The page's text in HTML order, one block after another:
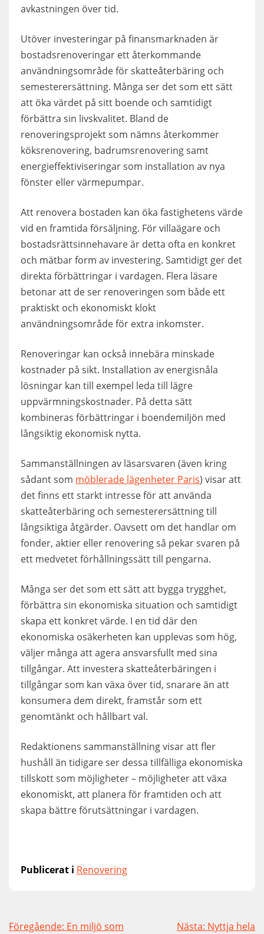
avkastningen över tid.
Utöver investeringar på finansmarknaden är
bostadsrenoveringar ett återkommande
användningsområde för skatteåterbäring och
semesterersättning. Många ser det som ett sätt
att öka värdet på sitt boende och samtidigt
förbättra sin livskvalitet. Bland de
renoveringsprojekt som nämns återkommer
köksrenovering, badrumsrenovering samt
energieffektiviseringar som installation av nya
fönster eller värmepumpar.
Att renovera bostaden kan öka fastighetens värde
vid en framtida försäljning. För villaägare och
bostadsrättsinnehavare är detta ofta en konkret
och mätbar form av investering. Samtidigt ger det
direkta förbättringar i vardagen. Flera läsare
betonar att de ser renoveringen som både ett
praktiskt och ekonomiskt klokt
användningsområde för extra inkomster.
Renoveringar kan också innebära minskade
kostnader på sikt. Installation av energisnåla
lösningar kan till exempel leda till lägre
uppvärmningskostnader. På detta sätt
kombineras förbättringar i boendemiljön med
långsiktig ekonomisk nytta.
Sammanställningen av läsarsvaren (även kring
sådant som möblerade lägenheter Paris) visar att
det finns ett starkt intresse för att använda
skatteåterbäring och semesterersättning till
långsiktiga åtgärder. Oavsett om det handlar om
fonder, aktier eller renovering så pekar svaren på
ett medvetet förhållningssätt till pengarna.
Många ser det som ett sätt att bygga trygghet,
förbättra sin ekonomiska situation och samtidigt
skapa ett konkret värde. I en tid där den
ekonomiska osäkerheten kan upplevas som hög,
väljer många att agera ansvarsfullt med sina
tillgångar. Att investera skatteåterbäringen i
tillgångar som kan växa över tid, snarare än att
konsumera dem direkt, framstår som ett
genomtänkt och hållbart val.
Redaktionens sammanställning visar att fler
hushåll än tidigare ser dessa tillfälliga ekonomiska
tillskott som möjligheter – möjligheter att växa
ekonomiskt, att planera för framtiden och att
skapa bättre förutsättningar i vardagen.
Publicerat i Renovering
Föregående: En miljö som
Nästa: Nyttja hela